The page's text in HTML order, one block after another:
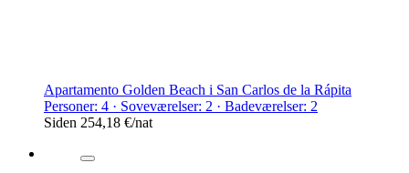
Apartamento Golden Beach i San Carlos de la Rápita
Personer: 4 · Soveværelser: 2 · Badeværelser: 2
Siden 254,18 €/nat